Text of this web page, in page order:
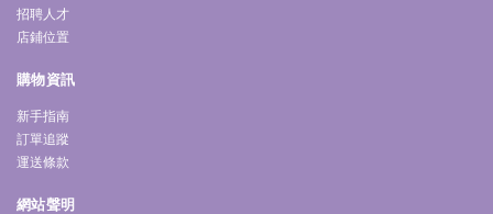
招聘人才
店鋪位置
購物資訊
新手指南
訂單追蹤
運送條款
網站聲明